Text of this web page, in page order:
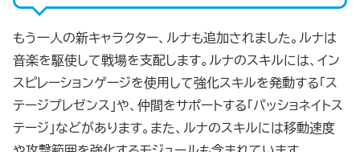
もう一人の新キャラクター、ルナも追加されました。ルナは
音楽を駆使して戦場を支配します。ルナのスキルには、イン
スピレーションゲージを使用して強化スキルを発動する「ス
テージプレゼンス」や、仲間をサポートする「パッショネイトス
テージ」などがあります。また、ルナのスキルには移動速度